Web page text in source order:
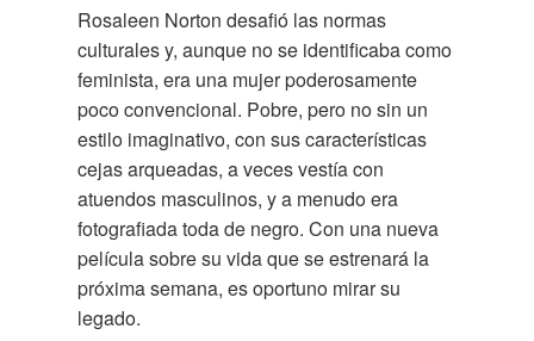
Rosaleen Norton desafió las normas
culturales y, aunque no se identificaba como
feminista, era una mujer poderosamente
poco convencional. Pobre, pero no sin un
estilo imaginativo, con sus características
cejas arqueadas, a veces vestía con
atuendos masculinos, y a menudo era
fotografiada toda de negro. Con una nueva
película sobre su vida que se estrenará la
próxima semana, es oportuno mirar su
legado.